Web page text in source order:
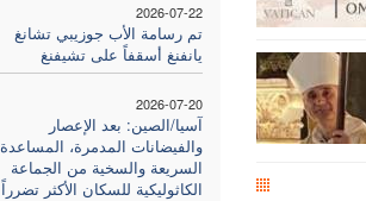
2026-07-22
تم رسامة الأب جوزيبي تشانغ
يانفنغ أسقفاً على تشيفنغ
2026-07-20
آسيا/الصين: بعد الإعصار
والفيضانات المدمرة، المساعدة
السريعة والسخية من الجماعة
الكاثوليكية للسكان الأكثر تضرراً